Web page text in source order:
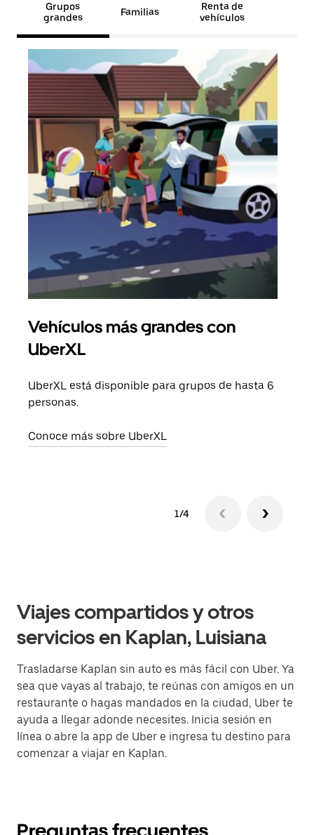
Grupos
grandes
Familias
Renta de
vehículos
Vehículos más grandes con
UberXL
UberXL está disponible para grupos de hasta 6
personas.
Conoce más sobre UberXL
1/4
Viajes compartidos y otros
servicios en Kaplan, Luisiana
Trasladarse Kaplan sin auto es más fácil con Uber. Ya
sea que vayas al trabajo, te reúnas con amigos en un
restaurante o hagas mandados en la ciudad, Uber te
ayuda a llegar adonde necesites. Inicia sesión en
línea o abre la app de Uber e ingresa tu destino para
comenzar a viajar en Kaplan.